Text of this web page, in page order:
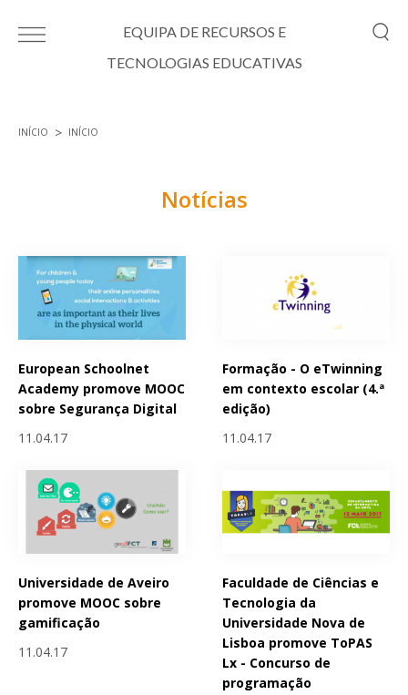
EQUIPA DE RECURSOS E
TECNOLOGIAS EDUCATIVAS
INÍCIO INÍCIO
Notícias
European Schoolnet
Academy promove MOOC
sobre Segurança Digital
11.04.17
Formação - O eTwinning
em contexto escolar (4.ª
edição)
11.04.17
Universidade de Aveiro
promove MOOC sobre
gamificação
11.04.17
Faculdade de Ciências e
Tecnologia da
Universidade Nova de
Lisboa promove ToPAS
Lx - Concurso de
programação
Páginas